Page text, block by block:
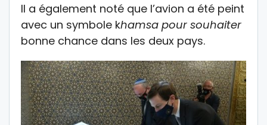
Il a également noté que l’avion a été peint
avec un symbole khamsa pour souhaiter
bonne chance dans les deux pays.